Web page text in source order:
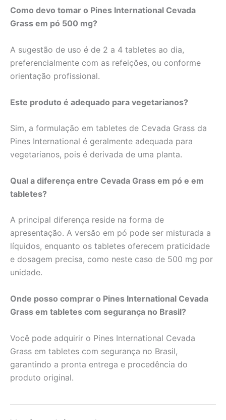
Como devo tomar o Pines International Cevada
Grass em pó 500 mg?
A sugestão de uso é de 2 a 4 tabletes ao dia,
preferencialmente com as refeições, ou conforme
orientação profissional.
Este produto é adequado para vegetarianos?
Sim, a formulação em tabletes de Cevada Grass da
Pines International é geralmente adequada para
vegetarianos, pois é derivada de uma planta.
Qual a diferença entre Cevada Grass em pó e em
tabletes?
A principal diferença reside na forma de
apresentação. A versão em pó pode ser misturada a
líquidos, enquanto os tabletes oferecem praticidade
e dosagem precisa, como neste caso de 500 mg por
unidade.
Onde posso comprar o Pines International Cevada
Grass em tabletes com segurança no Brasil?
Você pode adquirir o Pines International Cevada
Grass em tabletes com segurança no Brasil,
garantindo a pronta entrega e procedência do
produto original.